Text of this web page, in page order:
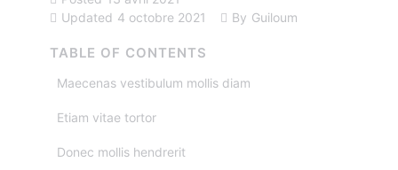
Updated 4 octobre 2021 By Guiloum
TABLE OF CONTENTS
Maecenas vestibulum mollis diam
Etiam vitae tortor
Donec mollis hendrerit